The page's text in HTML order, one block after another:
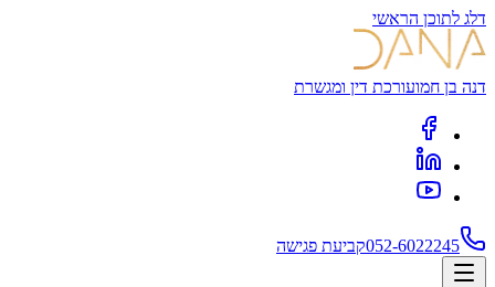
דלג לתוכן הראשי
דנה בן חמועורכת דין ומגשרת
052-6022245קביעת פגישה